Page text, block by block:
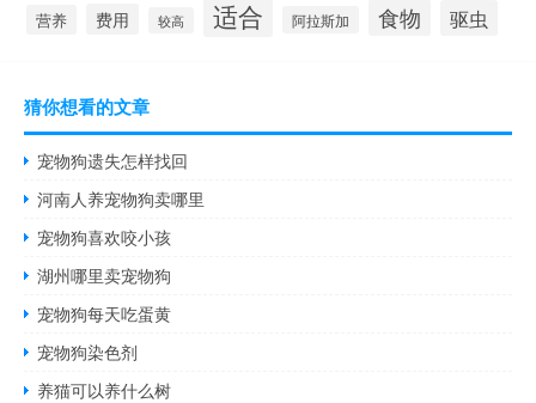
营养 费用 较高 适合 阿拉斯加 食物 驱虫
猜你想看的文章
宠物狗遗失怎样找回
河南人养宠物狗卖哪里
宠物狗喜欢咬小孩
湖州哪里卖宠物狗
宠物狗每天吃蛋黄
宠物狗染色剂
养猫可以养什么树